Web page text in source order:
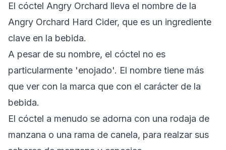
El cóctel Angry Orchard lleva el nombre de la
Angry Orchard Hard Cider, que es un ingrediente
clave en la bebida.
A pesar de su nombre, el cóctel no es
particularmente 'enojado'. El nombre tiene más
que ver con la marca que con el carácter de la
bebida.
El cóctel a menudo se adorna con una rodaja de
manzana o una rama de canela, para realzar sus